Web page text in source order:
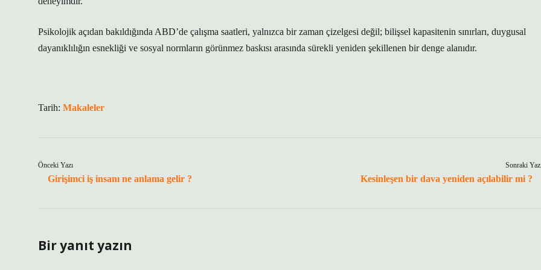
Psikolojik açıdan bakıldığında ABD’de çalışma saatleri, yalnızca bir zaman çizelgesi değil; bilişsel kapasitenin sınırları, duygusal
dayanıklılığın esnekliği ve sosyal normların görünmez baskısı arasında sürekli yeniden şekillenen bir denge alanıdır.
Tarih: Makaleler
Önceki Yazı
Girişimci iş insanı ne anlama gelir ?
Sonraki
Kesinleşen bir dava yeniden açılabilir mi ?
Bir yanıt yazın